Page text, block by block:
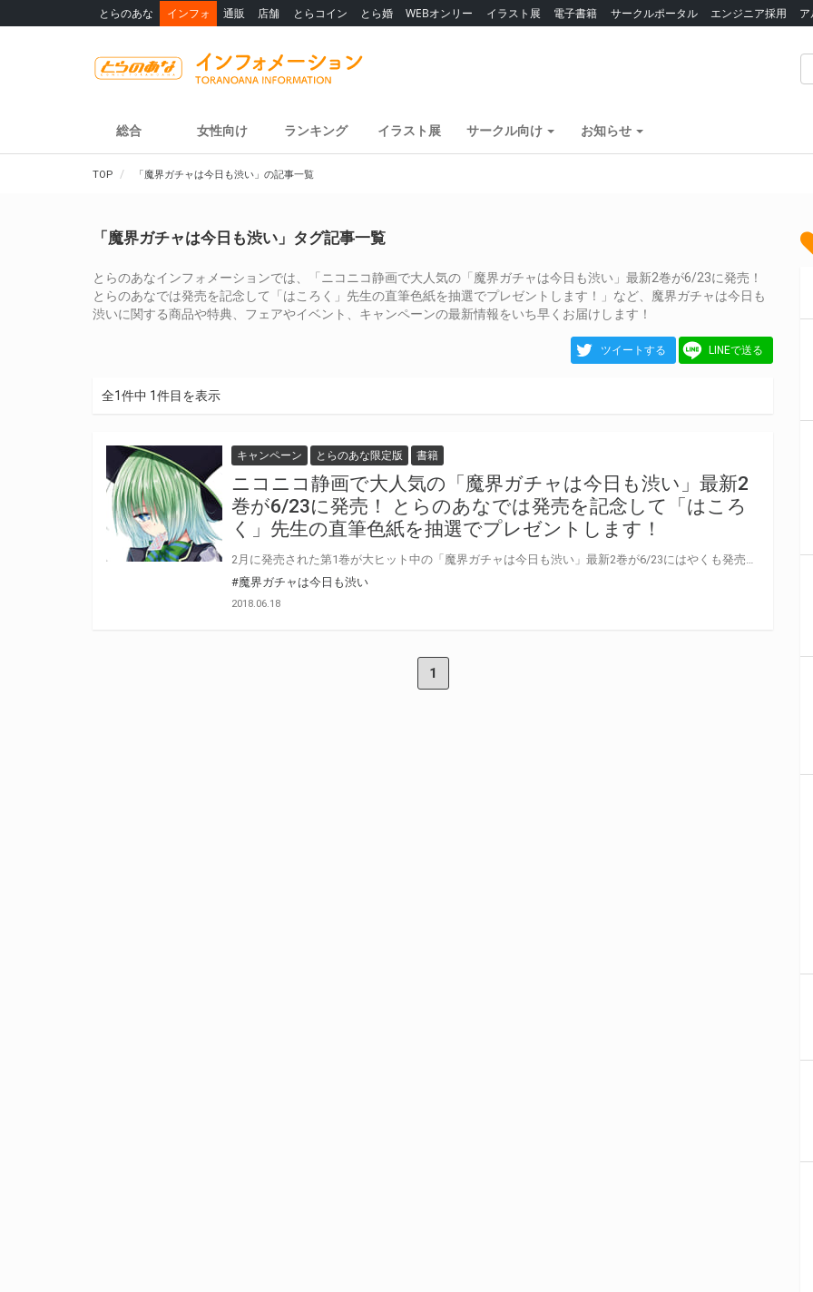
とらのあな インフォ 通販 店舗 とらコイン とら婚 WEBオンリー イラスト展 電子書籍 サークルポータル エンジニア採用
総合 女性向け ランキング イラスト展 サークル向け お知らせ
TOP 「魔界ガチャは今日も渋い」の記事一覧
「魔界ガチャは今日も渋い」タグ記事一覧
とらのあなインフォメーションでは、「ニコニコ静画で大人気の「魔界ガチャは今日も渋い」最新2巻が6/23に発売！
とらのあなでは発売を記念して「はころく」先生の直筆色紙を抽選でプレゼントします！」など、魔界ガチャは今日も
渋いに関する商品や特典、フェアやイベント、キャンペーンの最新情報をいち早くお届けします！
ツイートする LINEで送る
全1件中 1件目を表示
キャンペーン とらのあな限定版 書籍
ニコニコ静画で大人気の「魔界ガチャは今日も渋い」最新2
巻が6/23に発売！ とらのあなでは発売を記念して「はころ
く」先生の直筆色紙を抽選でプレゼントします！
#魔界ガチャは今日も渋い
2018.06.18
1